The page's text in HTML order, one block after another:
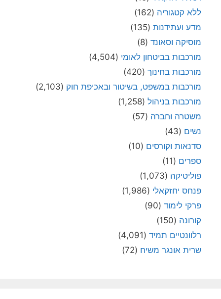
ללא קטגוריה (162)
מדע ועתידנות (135)
מוסיקה וסאונד (8)
מורכבות בביטחון לאומי (4,504)
מורכבות בחינוך (420)
מורכבות במשפט, בשיטור ובאכיפת חוק (2,103)
מורכבות בניהול (1,258)
משטרה וחברה (57)
נשים (43)
סדנאות וקורסים (10)
ספרים (11)
פוליטיקה (1,073)
פנחס יחזקאלי (1,986)
פרקי לימוד (90)
קורונה (150)
רלוונטיים תמיד (4,091)
שרית אונגר משיח (72)